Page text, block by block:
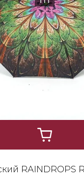
RAINDROPS